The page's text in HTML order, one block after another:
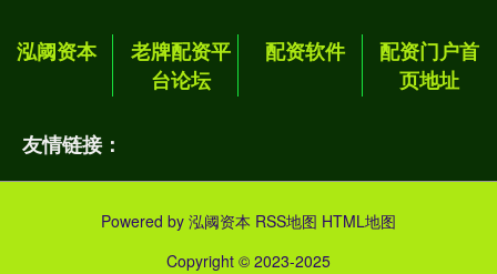
泓阈资本
老牌配资平
台论坛
配资软件
配资门户首
页地址
友情链接：
Powered by 泓阈资本 RSS地图 HTML地图
Copyright © 2023-2025